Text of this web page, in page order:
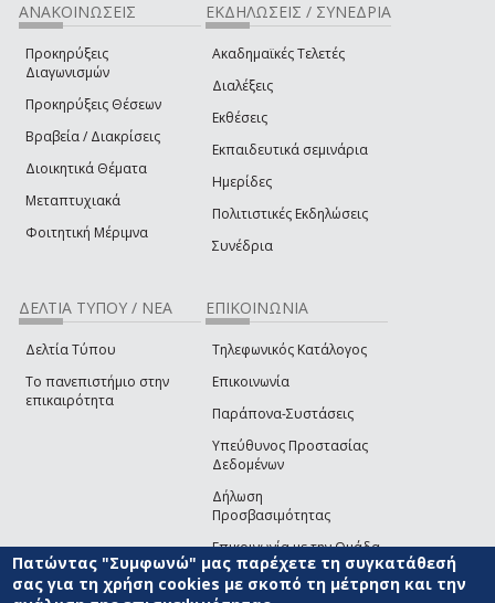
ΑΝΑΚΟΙΝΩΣΕΙΣ
Προκηρύξεις
Διαγωνισμών
Προκηρύξεις Θέσεων
Βραβεία / Διακρίσεις
Διοικητικά Θέματα
Μεταπτυχιακά
Φοιτητική Μέριμνα
ΕΚΔΗΛΩΣΕΙΣ / ΣΥΝΕΔΡΙΑ
Ακαδημαϊκές Τελετές
Διαλέξεις
Εκθέσεις
Εκπαιδευτικά σεμινάρια
Ημερίδες
Πολιτιστικές Εκδηλώσεις
Συνέδρια
ΔΕΛΤΙΑ ΤΥΠΟΥ / ΝΕΑ
Δελτία Τύπου
Το πανεπιστήμιο στην
επικαιρότητα
ΕΠΙΚΟΙΝΩΝΙΑ
Τηλεφωνικός Κατάλογος
Επικοινωνία
Παράπονα-Συστάσεις
Υπεύθυνος Προστασίας
Δεδομένων
Δήλωση
Προσβασιμότητας
Επικοινωνία με την Ομάδα
Ανάπτυξης του site(link sends e-mail)
Πατώντας "Συμφωνώ" μας παρέχετε τη συγκατάθεσή
σας για τη χρήση cookies με σκοπό τη μέτρηση και την